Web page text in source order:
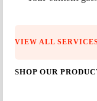
VIEW ALL
SHOP OUR